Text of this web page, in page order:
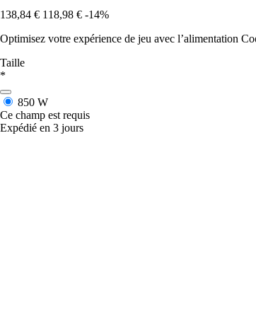
138,84 € 118,98 € -14%
Optimisez votre expérience de jeu avec l’alimentation
Taille
*
850 W
Ce champ est requis
Expédié en 3 jours